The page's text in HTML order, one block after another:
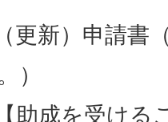
更新）申請書
）
助成を受ける